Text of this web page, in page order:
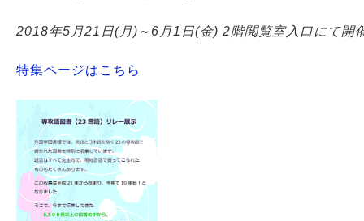
2018年5月21日(月)～6月1日(金) 2階閲覧室入口にて開
特集ページはこちら